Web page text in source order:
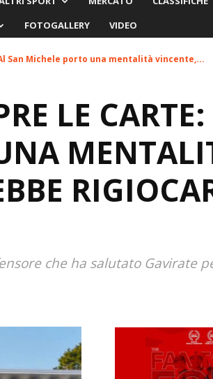
FOTOGALLERY VIDEO
San Michele porto una mentalità vincente,...
LE
che ha salutato Gavirate